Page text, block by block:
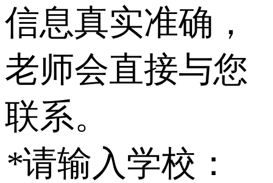
信息真实准确，
老师会直接与您
联系。
*请输入学校：